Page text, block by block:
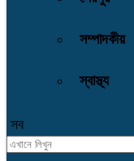
সম্পাদকীয়
স্বাস্থ্য
সব